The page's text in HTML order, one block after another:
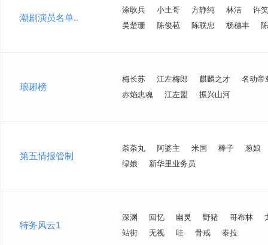
潮剧演员名单..
涂耿兵 小土哥 方静纯 林洁
许
吴楚珊
陈俊苞 陈联忠 杨穗丰
琅琊榜
梅长苏 江左梅郎 麒麟之才
名动帝
赤焰忠魂
江左盟 振兴山河
第五情报管制
荼荼丸 阿婆主 米国 棒子
葱娘
绿娘
新华里业务员
特务风云1
深渊 回忆 幽灵 野猪 哥布林
站街
无视 哇 骨戒 泰拉